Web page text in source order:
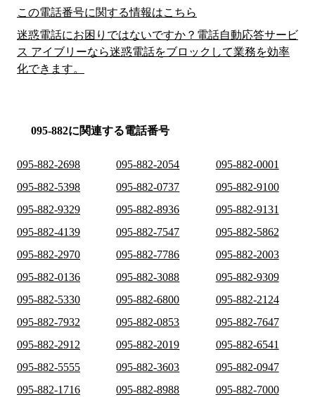
この電話番号に関する情報はこちら
迷惑電話にお困りではないですか？電話自動応答サービ
ス アイブリーなら迷惑電話をブロックして業務を効率
化できます。
095-882に関連する電話番号
095-882-2698 095-882-2054
095-882-0001
095-882-5398
095-882-0737
095-882-9100
095-882-9329
095-882-8936
095-882-9131
095-882-4139
095-882-7547
095-882-5862
095-882-2970
095-882-7786
095-882-2003
095-882-0136
095-882-3088
095-882-9309
095-882-5330
095-882-6800
095-882-2124
095-882-7932
095-882-0853
095-882-7647
095-882-2912
095-882-2019
095-882-6541
095-882-5555
095-882-3603
095-882-0947
095-882-1716
095-882-8988
095-882-7000